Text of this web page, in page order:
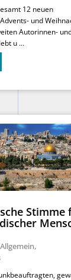
12 neuen
und
Autorinnen-
u ...
Stimme
Allgemein,